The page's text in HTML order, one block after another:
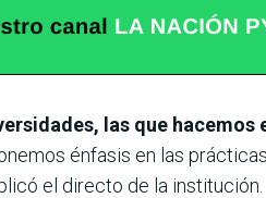
las que
énfasis en las
el directo de la institución.